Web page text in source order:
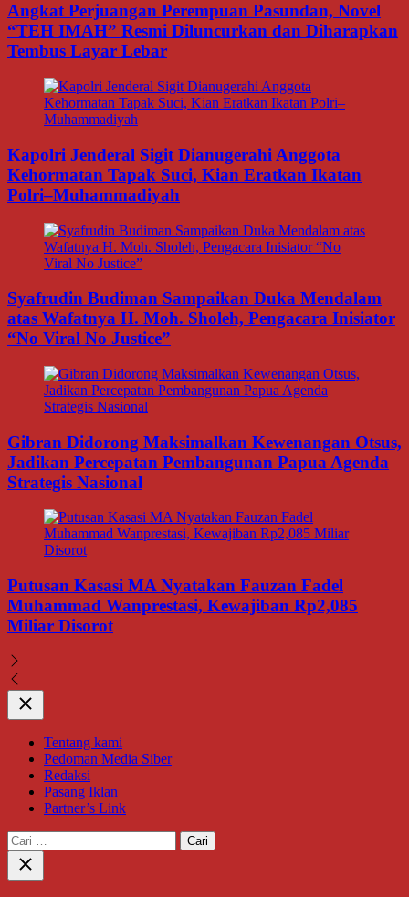
Angkat Perjuangan Perempuan Pasundan, Novel
“TEH IMAH” Resmi Diluncurkan dan Diharapkan
Tembus Layar Lebar
Kapolri Jenderal Sigit Dianugerahi Anggota
Kehormatan Tapak Suci, Kian Eratkan Ikatan
Polri–Muhammadiyah
Syafrudin Budiman Sampaikan Duka Mendalam
atas Wafatnya H. Moh. Sholeh, Pengacara Inisiator
“No Viral No Justice”
Gibran Didorong Maksimalkan Kewenangan Otsus,
Jadikan Percepatan Pembangunan Papua Agenda
Strategis Nasional
Putusan Kasasi MA Nyatakan Fauzan Fadel
Muhammad Wanprestasi, Kewajiban Rp2,085
Miliar Disorot
Close
Tentang kami
Pedoman Media Siber
Redaksi
Pasang Iklan
Partner’s Link
Cari
untuk:
Close
search